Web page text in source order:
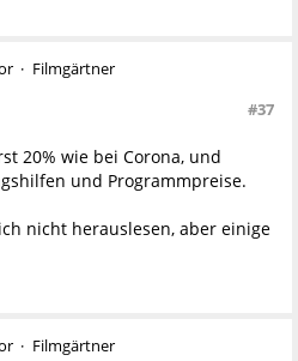
Filmgärtner
#37
20% wie bei Corona, und
und Programmpreise.
nicht herauslesen, aber einige
Filmgärtner